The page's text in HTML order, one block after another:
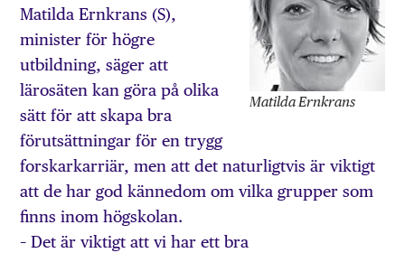
Matilda Ernkrans
Matilda Ernkrans (S),
minister för högre
utbildning, säger att
lärosäten kan göra på olika
sätt för att skapa bra
förutsättningar för en trygg
forskarkarriär, men att det naturligtvis är viktigt
att de har god kännedom om vilka grupper som
finns inom högskolan.
– Det är viktigt att vi har ett bra